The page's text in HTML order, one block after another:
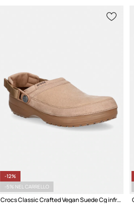
-12%
-5% NEL CARRELLO
Crocs Classic Crafted Vegan Suede Cg infradito